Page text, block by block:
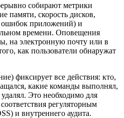
собирают метрики
памяти, скорость дисков,
ошибок приложений) и
времени. Оповещения
на электронную почту или в
как пользователи обнаружат
фиксирует все действия: кто,
какие команды выполнял,
Это необходимо для
регуляторным
и внутреннего аудита.